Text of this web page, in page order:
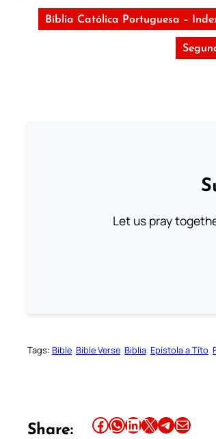
Bíblia Católica Portuguesa –
Let us pray
Tags: Bible Bible Verse Biblia Epístola a Títo
Share: Share this article on Facebook Share this article on WhatsApp Share this article on LinkedIn Share this article on X Share this article on TelegramEmail this Article